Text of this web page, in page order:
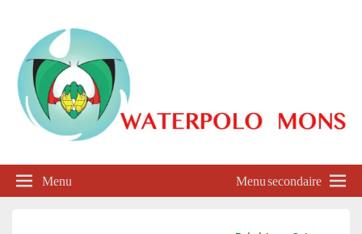
Waterpolo Mons
Menu Menu secondaire